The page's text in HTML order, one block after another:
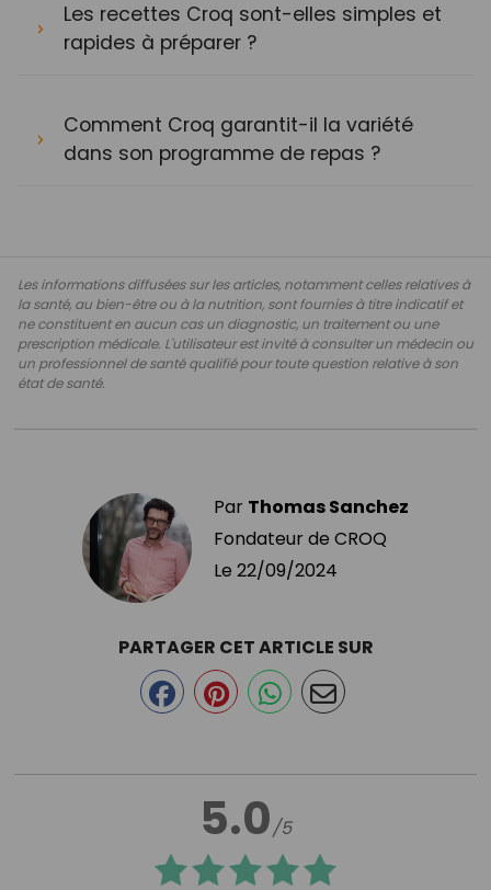
Les recettes Croq sont-elles simples et
rapides à préparer ?
Comment Croq garantit-il la variété
dans son programme de repas ?
Les informations diffusées sur les articles, notamment celles relatives à
la santé, au bien-être ou à la nutrition, sont fournies à titre indicatif et
ne constituent en aucun cas un diagnostic, un traitement ou une
prescription médicale. L'utilisateur est invité à consulter un médecin ou
un professionnel de santé qualifié pour toute question relative à son
état de santé.
Par Thomas Sanchez
Fondateur de CROQ
Le 22/09/2024
5.0/5
PARTAGER CET ARTICLE SUR